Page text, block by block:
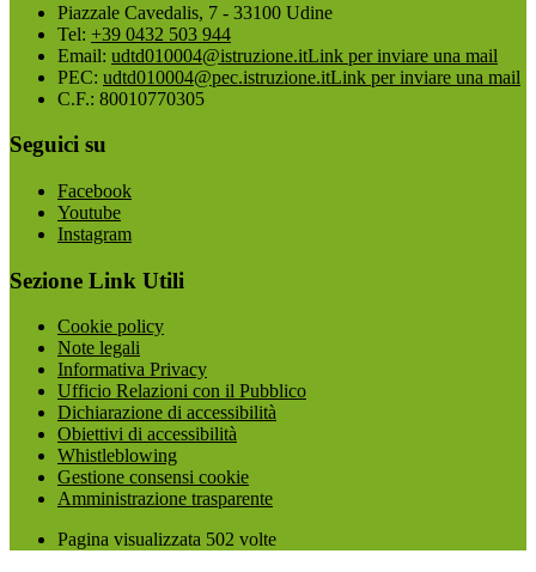
Piazzale Cavedalis, 7 - 33100 Udine
Tel: +39 0432 503 944
Email: udtd010004@istruzione.itLink per inviare una mail
PEC: udtd010004@pec.istruzione.itLink per inviare una mail
C.F.: 80010770305
Seguici su
Facebook
Youtube
Instagram
Sezione Link Utili
Cookie policy
Note legali
Informativa Privacy
Ufficio Relazioni con il Pubblico
Dichiarazione di accessibilità
Obiettivi di accessibilità
Whistleblowing
Gestione consensi cookie
Amministrazione trasparente
Pagina visualizzata 502 volte